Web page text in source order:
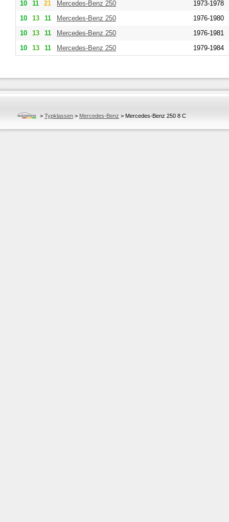
10 11 21 Mercedes-Benz 250
1973-1978
10
13 11 Mercedes-Benz 250
1976-1980
10
13 11 Mercedes-Benz 250
1976-1981
10
13 11 Mercedes-Benz 250 1979-1984
> Typklassen > Mercedes-Benz > Mercedes-Benz 250 8 C